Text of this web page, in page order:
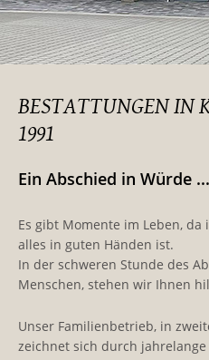
BESTATTUNGEN IN
1991
Ein Abschied in Würde ...
Es gibt Momente im Leben, da
alles in guten Händen ist.
In der schweren Stunde des
Menschen, stehen wir Ihnen
Unser Familienbetrieb, in
zeichnet sich durch